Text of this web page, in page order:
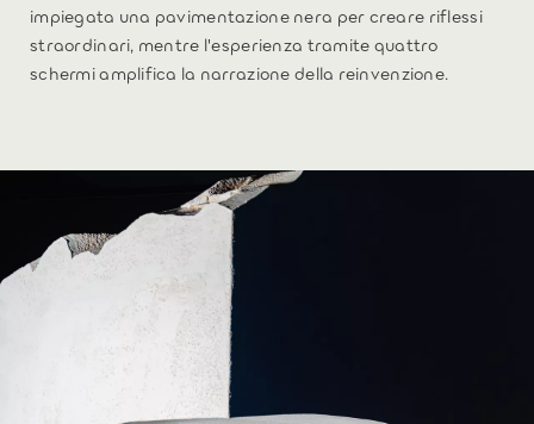
impiegata una pavimentazione nera per creare riflessi
straordinari, mentre l'esperienza tramite quattro
schermi amplifica la narrazione della reinvenzione.